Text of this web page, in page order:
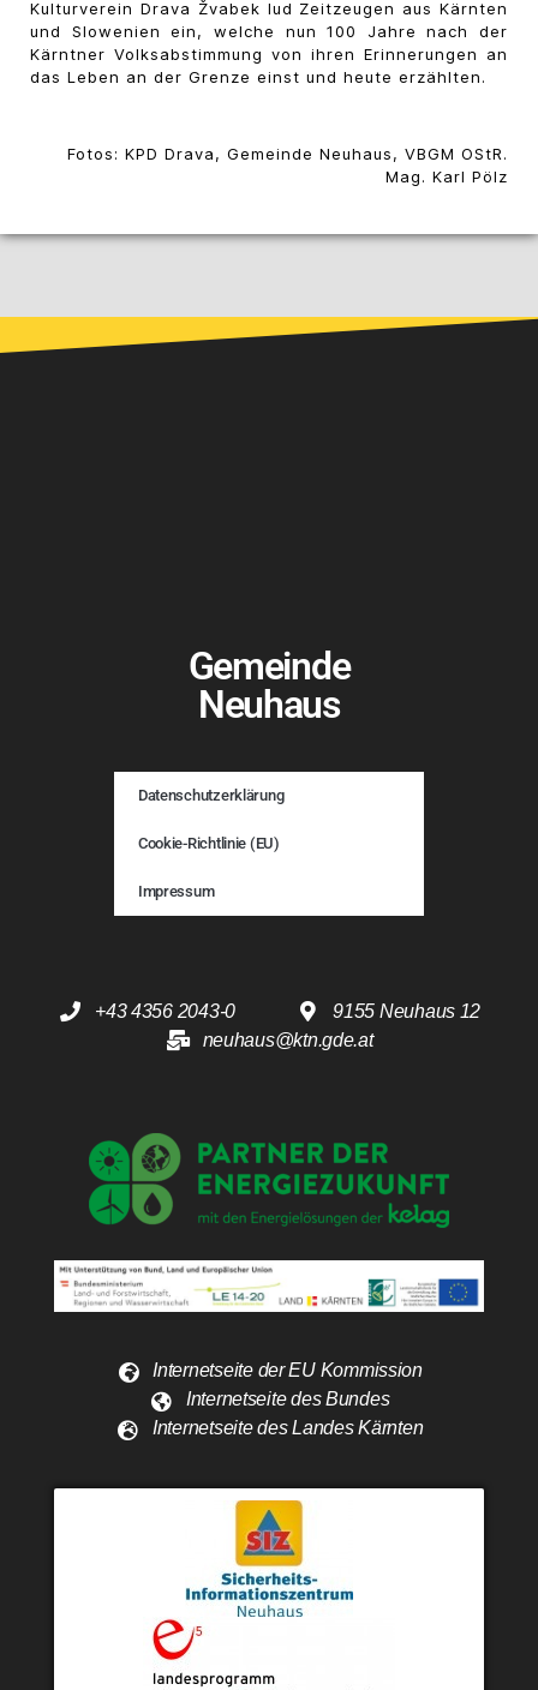
Kulturverein Drava Žvabek lud Zeitzeugen aus Kärnten
und Slowenien ein, welche nun 100 Jahre nach der
Kärntner Volksabstimmung von ihren Erinnerungen an
das Leben an der Grenze einst und heute erzählten.
Fotos: KPD Drava, Gemeinde Neuhaus, VBGM OStR.
Mag. Karl Pölz
Gemeinde
Neuhaus
Datenschutzerklärung
Cookie-Richtlinie (EU)
Impressum
+43 4356 2043-0
9155 Neuhaus 12
neuhaus@ktn.gde.at
Internetseite der EU Kommission
Internetseite des Bundes
Internetseite des Landes Kärnten